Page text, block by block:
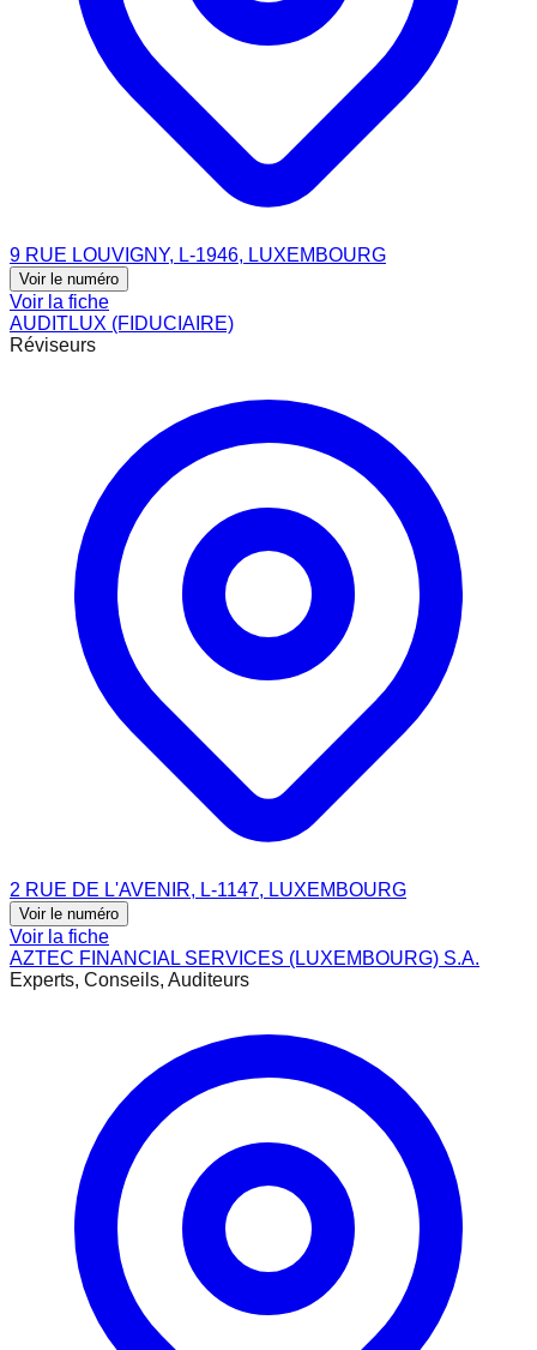
9 RUE LOUVIGNY, L-1946, LUXEMBOURG
Voir le numéro
Voir la fiche
AUDITLUX (FIDUCIAIRE)
Réviseurs
2 RUE DE L'AVENIR, L-1147, LUXEMBOURG
Voir le numéro
Voir la fiche
AZTEC FINANCIAL SERVICES (LUXEMBOURG) S.A.
Experts, Conseils, Auditeurs